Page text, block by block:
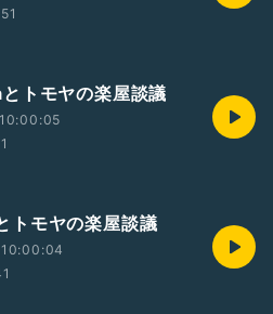
#笑い声あり
トモヤの楽屋談議
モヤの楽屋談議